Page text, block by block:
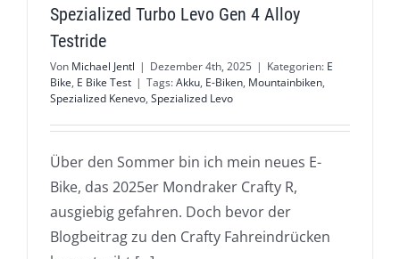
Spezialized Turbo Levo Gen 4 Alloy
Testride
Von Michael Jentl | Dezember 4th, 2025 | Kategorien: E
Bike, E Bike Test | Tags:Akku, E-Biken, Mountainbiken,
Spezialized Kenevo, Spezialized Levo
Über den Sommer bin ich mein neues E-
Bike, das 2025er Mondraker Crafty R,
ausgiebig gefahren. Doch bevor der
Blogbeitrag zu den Crafty Fahreindrücken